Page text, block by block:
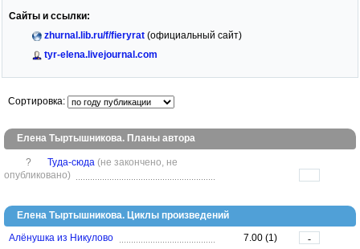
Сайты и ссылки:
zhurnal.lib.ru/f/fieryrat(официальный сайт)
tyr-elena.livejournal.com
Сортировка:
Елена Тыртышникова. Планы автора
? Туда-сюда (не закончено, не
опубликовано)
Елена Тыртышникова. Циклы произведений
Алёнушка из Никулово
7.00 (1)
-